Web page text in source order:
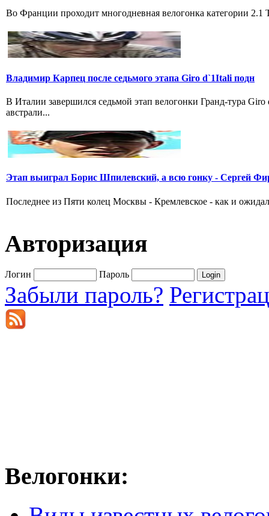
Во Франции проходит многодневная велогонка категории
Владимир Карпец после седьмого этапа Giro d`1Itali подн
В Италии завершился седьмой этап велогонки Гранд-тура
австрали...
Этап выиграл Борис Шпилевский, а всю гонку - Сергей
Последнее из Пяти колец Москвы - Кремлевское - как и
Авторизация
Логин Пароль
Забыли пароль?
Велогонки: